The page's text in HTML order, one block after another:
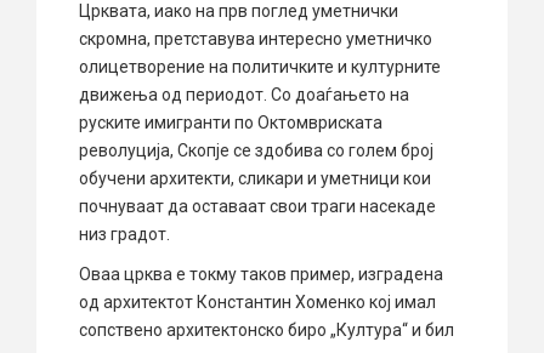
Црквата, иако на прв поглед уметнички
скромна, претставува интересно уметничко
олицетворение на политичките и културните
движења од периодот. Со доаѓањето на
руските имигранти по Октомвриската
револуција, Скопје се здобива со голем број
обучени архитекти, сликари и уметници кои
почнуваат да оставаат свои траги насекаде
низ градот.
Оваа црква е токму таков пример, изградена
од архитектот Константин Хоменко кој имал
сопствено архитектонско биро „Култура“ и бил